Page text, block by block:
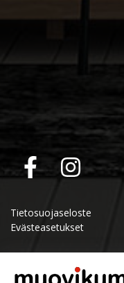
Tietosuojaseloste
Evästeasetukset